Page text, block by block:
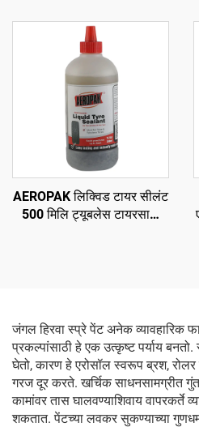
AEROPAK लिक्विड टायर सीलंट
500 मिलि ट्यूबलेस टायरसाठी
जंगल हिरवा स्प्रे पेंट अनेक व्यावहारिक
प्रकल्पांसाठी हे एक उत्कृष्ट पर्याय
घेतो, कारण हे एरोसॉल स्वरूप ब्रश, रोलर
गरज दूर करते. खर्चिक साधनसामग्रीत
कामांवर तास घालवण्याशिवाय वापरकर्ते
शकतात. पेंटच्या लवकर सुकण्याच्या